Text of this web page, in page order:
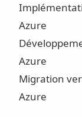
Azure
Azure
Migration
Azure